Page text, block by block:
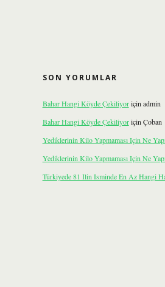
SON YORUMLAR
Bahar Hangi Köyde Çekiliyoriçin admin
Bahar Hangi Köyde Çekiliyoriçin Çoban
Yediklerinin Kilo Yapmaması Için Ne
Yediklerinin Kilo Yapmaması Için Ne
Türkiyede 81 Ilin Isminde En Az Hangi